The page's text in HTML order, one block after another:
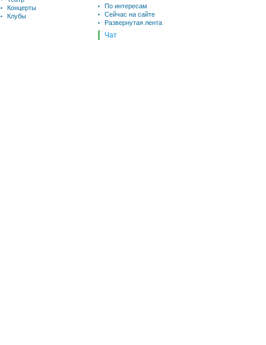
Концерты
Клубы
По интересам
Сейчас на сайте
Развернутая лента
Чат